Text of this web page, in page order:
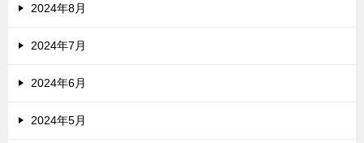
2024年8月
2024年7月
2024年6月
2024年5月